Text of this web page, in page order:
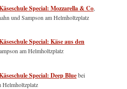
Special: Mozzarella & Co
und Sampson am Helmholtzplatz
Special: Käse aus den
am Helmholtzplatz
Special: Deep Bluebei
Helmholtzplatz